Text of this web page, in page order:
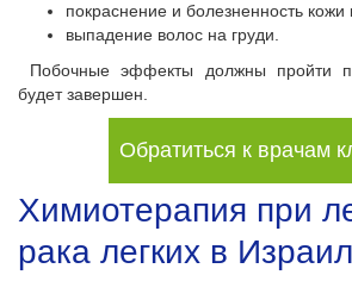
покраснение и болезненность кожи
выпадение волос на груди.
Побочные эффекты должны пройти
будет завершен.
Обратиться к врачам
Химиотерапия при
рака легких в